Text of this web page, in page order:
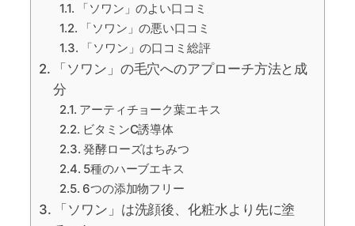
「ソワン」のよい口コミ
「ソワン」の悪い口コミ
「ソワン」の口コミ総評
「ソワン」の毛穴へのアプローチ方法と成
分
アーティチョーク葉エキス
ビタミンC誘導体
発酵ローズはちみつ
5種のハーブエキス
6つの添加物フリー
「ソワン」は洗顔後、化粧水より先に塗